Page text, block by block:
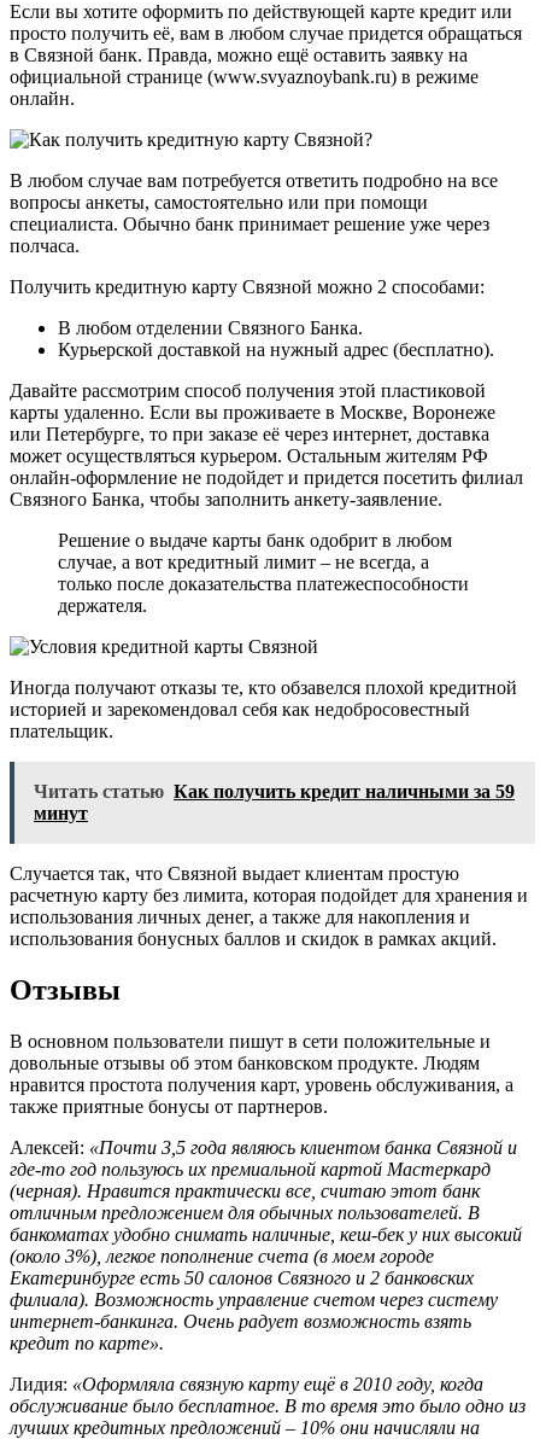
Если вы хотите оформить по действующей карте кредит или
просто получить её, вам в любом случае придется обращаться
в Связной банк. Правда, можно ещё оставить заявку на
официальной странице (www.svyaznoybank.ru) в режиме
онлайн.
В любом случае вам потребуется ответить подробно на все
вопросы анкеты, самостоятельно или при помощи
специалиста. Обычно банк принимает решение уже через
полчаса.
Получить кредитную карту Связной можно 2 способами:
В любом отделении Связного Банка.
Курьерской доставкой на нужный адрес (бесплатно).
Давайте рассмотрим способ получения этой пластиковой
карты удаленно. Если вы проживаете в Москве, Воронеже
или Петербурге, то при заказе её через интернет, доставка
может осуществляться курьером. Остальным жителям РФ
онлайн-оформление не подойдет и придется посетить филиал
Связного Банка, чтобы заполнить анкету-заявление.
Решение о выдаче карты банк одобрит в любом
случае, а вот кредитный лимит – не всегда, а
только после доказательства платежеспособности
держателя.
Иногда получают отказы те, кто обзавелся плохой кредитной
историей и зарекомендовал себя как недобросовестный
плательщик.
Читать статью Как получить кредит наличными за 59
минут
Случается так, что Связной выдает клиентам простую
расчетную карту без лимита, которая подойдет для хранения и
использования личных денег, а также для накопления и
использования бонусных баллов и скидок в рамках акций.
Отзывы
В основном пользователи пишут в сети положительные и
довольные отзывы об этом банковском продукте. Людям
нравится простота получения карт, уровень обслуживания, а
также приятные бонусы от партнеров.
Алексей: «Почти 3,5 года являюсь клиентом банка Связной и
где-то год пользуюсь их премиальной картой Мастеркард
(черная). Нравится практически все, считаю этот банк
отличным предложением для обычных пользователей. В
банкоматах удобно снимать наличные, кеш-бек у них высокий
(около 3%), легкое пополнение счета (в моем городе
Екатеринбурге есть 50 салонов Связного и 2 банковских
филиала). Возможность управление счетом через систему
интернет-банкинга. Очень радует возможность взять
кредит по карте».
Лидия: «Оформляла связную карту ещё в 2010 году, когда
обслуживание было бесплатное. В то время это было одно из
лучших кредитных предложений – 10% они начисляли на